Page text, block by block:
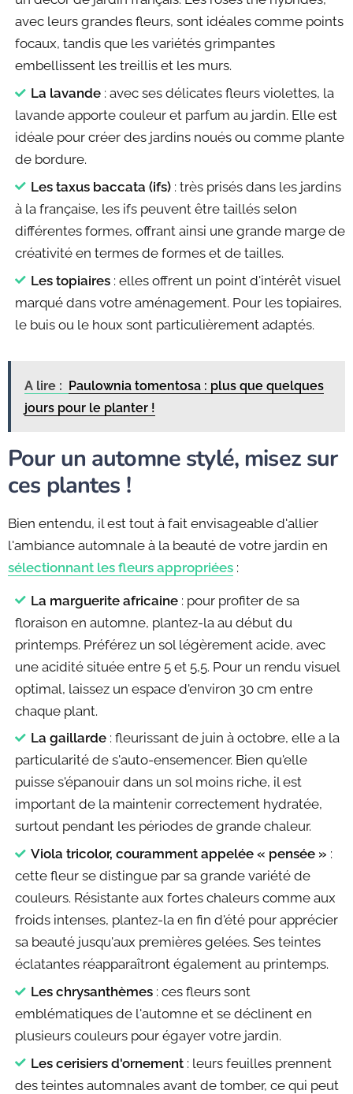
avec leurs grandes fleurs, sont idéales comme points
focaux, tandis que les variétés grimpantes
embellissent les treillis et les murs.
La lavande : avec ses délicates fleurs violettes, la
lavande apporte couleur et parfum au jardin. Elle est
idéale pour créer des jardins noués ou comme plante
de bordure.
Les taxus baccata (ifs) : très prisés dans les jardins
à la française, les ifs peuvent être taillés selon
différentes formes, offrant ainsi une grande marge de
créativité en termes de formes et de tailles.
Les topiaires : elles offrent un point d'intérêt visuel
marqué dans votre aménagement. Pour les topiaires,
le buis ou le houx sont particulièrement adaptés.
A lire : Paulownia tomentosa : plus que quelques
jours pour le planter !
Pour un automne stylé, misez sur
ces plantes !
Bien entendu, il est tout à fait envisageable d'allier
l'ambiance automnale à la beauté de votre jardin en
sélectionnant les fleurs appropriées :
La marguerite africaine : pour profiter de sa
floraison en automne, plantez-la au début du
printemps. Préférez un sol légèrement acide, avec
une acidité située entre 5 et 5,5. Pour un rendu visuel
optimal, laissez un espace d'environ 30 cm entre
chaque plant.
La gaillarde : fleurissant de juin à octobre, elle a la
particularité de s'auto-ensemencer. Bien qu'elle
puisse s'épanouir dans un sol moins riche, il est
important de la maintenir correctement hydratée,
surtout pendant les périodes de grande chaleur.
Viola tricolor, couramment appelée « pensée » :
cette fleur se distingue par sa grande variété de
couleurs. Résistante aux fortes chaleurs comme aux
froids intenses, plantez-la en fin d'été pour apprécier
sa beauté jusqu'aux premières gelées. Ses teintes
éclatantes réapparaîtront également au printemps.
Les chrysanthèmes : ces fleurs sont
emblématiques de l'automne et se déclinent en
plusieurs couleurs pour égayer votre jardin.
Les cerisiers d'ornement : leurs feuilles prennent
des teintes automnales avant de tomber, ce qui peut